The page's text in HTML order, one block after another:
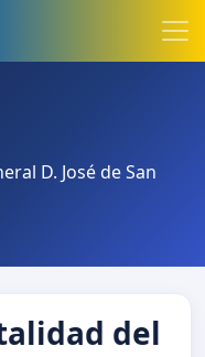
D. José de San
del